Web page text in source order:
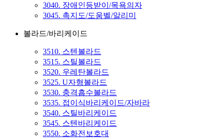
3040. 장애인등받이/목욕의자
3045. 촉지도/도움벨/알리미
볼라드/바리케이드
3510. 스텐볼라드
3515. 스틸볼라드
3520. 우레탄볼라드
3525. U자형볼라드
3530. 충격흡수볼라드
3535. 접이식바리케이드/자바라
3540. 스틸바리케이드
3545. 스텐바리케이드
3550. 소화전보호대